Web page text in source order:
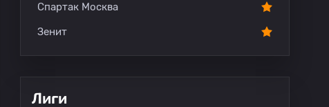
Спартак Москва
Зенит
Лиги